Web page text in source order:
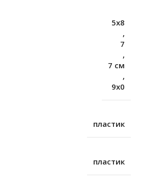
5х8
,
7
,
7 см
,
9х0
пластик
пластик